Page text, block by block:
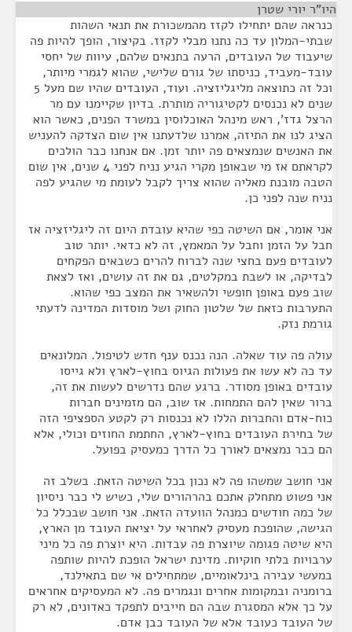
היו"ר יורי שטרן
כנראה שהם יתחילו לקזז מהמשכורת את תנאי השהות
שבתי-המלון עד כה נתנו מבלי לקזז. בקיצור, הופך להיות פה
שיעבוד של העובדים, הרעה בתנאים שלהם, עיוות של יחסי
עובד-מעביד, כניסתו של גורם שלישי, שהוא לגמרי מיותר,
וכל זה כתוצאה מליגליזציה. ועוד, העובדים שהיו שם מעל 5
שנים לא נכנסים לקטיגוריה מותרת. בדיון שקיימנו עם מר
הרצל גדז', ראש מינהל האוכלוסין במשרד הפנים, כאשר הוא
הציג לנו את התיזה, אמרנו שלדעתנו אין שום הצדקה להעניש
את האנשים שנמצאים פה יותר זמן. אם אנחנו כבר הולכים
לקראתם אז מי שבאופן מקרי הגיע נניח לפני 4 שנים, אין שום
הטבה מובנת מאליה שהוא צריך לקבל לעומת מי שהגיע לפה
נניח שנה לפני כן.
אני אומר, אם השיטה כפי שהיא עובדת היום זה ליגליזציה אז
חבל על הזמן וחבל על המאמץ, זה לא כדאי. יותר טוב
לעובדים פעם בחצי שנה לברוח להרים כשבאים הפקחים
לבדיקה, או לשבת במקלטים, גם את זה עושים, ואז לצאת
שוב פעם באופן חופשי ולהשאיר את המצב כפי שהוא.
התערבות כזאת של שלטון החוק ושל מוסדות המדינה לדעתי
גורמת נזק.
עולה פה עוד שאלה. הנה נכנס ענף חדש לטיפול. המלונאים
עד כה לא עשו את פעולות הגיוס בחוץ-לארץ ולא גייסו
עובדים באופן מסודר. ברגע שהם נדרשים לעשות את זה,
ברור שאין להם התמחות. אז שוב, הם מזמינים חברות
כוח-אדם והחברות הללו לא נכנסות רק לקטע הספציפי הזה
של בחירת העובדים בחוץ-לארץ, החתמת החוזים וכולי, אלא
הם כבר נמצאים לאורך כל הדרך כמעסיק בפועל.
אני חושב שמשהו פה לא נכון בכל השיטה הזאת. בשלב זה
אני פשוט מתחלק אתכם בהרהורים שלי, כשיש לי כבר ניסיון
של כמה חודשים כמנהל הוועדה הזאת. אני חושב שבכלל כל
הגישה, שהופכת מעסיק לאחראי על יציאת העובד מן הארץ,
היא שיטה פגומה שיוצרת פה עבדות. היא יוצרת פה כל מיני
ערבויות בלתי חוקיות. מדינת ישראל הופכת להיות שותפה
במעשי עבירה בינלאומיים, שמתחילים אי שם בתאילנד,
ברומניה ובמקומות אחרים ונגמרים פה. לא המעסיקים אחראים
על כך אלא המסגרת שבה הם חייבים לתפקד כאדונים, לא רק
של העובד כעובד אלא של העובד כבן אדם.